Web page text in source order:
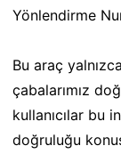
Yönlendirme
Bu araç
çabalarımız
kullanıcılar bu
doğruluğu